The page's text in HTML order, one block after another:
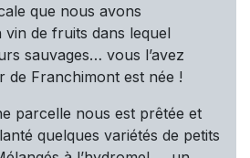
que nous avons
vin de fruits dans lequel
sauvages… vous l’avez
de Franchimont est née !
parcelle nous est prêtée et
quelques variétés de petits